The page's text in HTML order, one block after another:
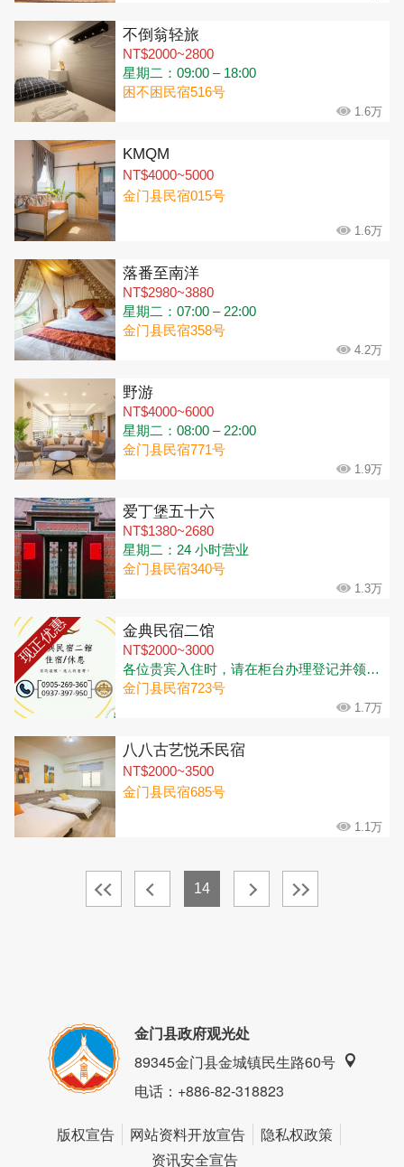
不倒翁轻旅
NT$2000~2800
星期二：09:00 – 18:00
困不困民宿516号
1.6万
KMQM
NT$4000~5000
金门县民宿015号
1.6万
落番至南洋
NT$2980~3880
星期二：07:00 – 22:00
金门县民宿358号
4.2万
野游
NT$4000~6000
星期二：08:00 – 22:00
金门县民宿771号
1.9万
爱丁堡五十六
NT$1380~2680
星期二：24 小时营业
金门县民宿340号
1.3万
现正优惠 金典民宿二馆
NT$2000~3000
各位贵宾入住时，请在柜台办理登记并领取钥匙🔑 办理入住时间：下午3:00-晚上10:30 (可寄放行李) 退房时间：上午11:00
金门县民宿723号
1.7万
八八古艺悦禾民宿
NT$2000~3500
金门县民宿685号
1.1万
14
金门县政府观光处
89345金门县金城镇民生路60号
电话：+886-82-318823
版权宣告 网站资料开放宣告
隐私权政策
资讯安全宣告